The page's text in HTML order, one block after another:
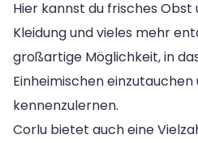
Hier kannst du frisches Obst
Kleidung und vieles mehr
großartige Möglichkeit, in
Einheimischen
kennenzulernen.
Corlu bietet auch eine